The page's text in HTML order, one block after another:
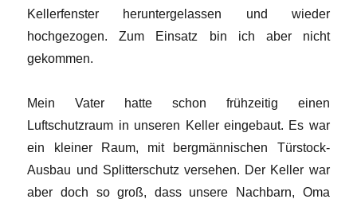
Kellerfenster heruntergelassen und wieder
hochgezogen. Zum Einsatz bin ich aber nicht
gekommen.
Mein Vater hatte schon frühzeitig einen
Luftschutzraum in unseren Keller eingebaut. Es war
ein kleiner Raum, mit bergmännischen Türstock-
Ausbau und Splitterschutz versehen. Der Keller war
aber doch so groß, dass unsere Nachbarn, Oma